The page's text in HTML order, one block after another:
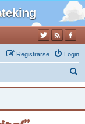
Login
Registrarse
c